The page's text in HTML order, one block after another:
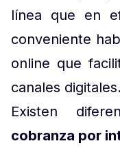
línea que en
conveniente
online que
canales digitales.
Existen
cobranza por